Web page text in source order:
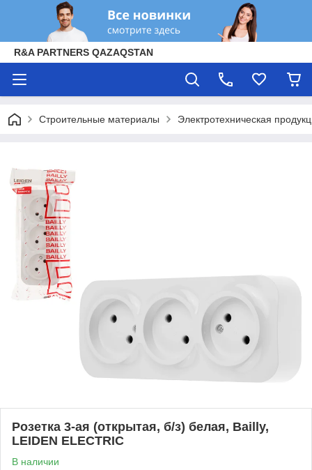
R&A PARTNERS QAZAQSTAN
Строительные материалы Электротехническая
Розетка 3-ая (открытая, б/з) белая, Bailly,
LEIDEN ELECTRIC
В наличии